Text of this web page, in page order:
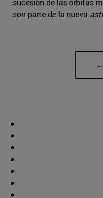
sucesión de las órbitas
son parte de la nueva